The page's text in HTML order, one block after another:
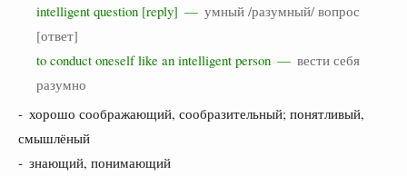
intelligent question [reply] — умный /разумный/ вопрос
[ответ]
to conduct oneself like an intelligent person — вести себя
разумно
- хорошо соображающий, сообразительный; понятливый,
смышлёный
- знающий, понимающий